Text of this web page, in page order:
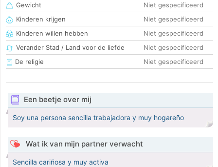
Gewicht
Niet gespecificeerd
Kinderen krijgen
Niet gespecificeerd
Kinderen willen hebben
Niet gespecificeerd
Verander Stad / Land voor de liefde
Niet gespecificeerd
De religie
Niet gespecificeerd
Een beetje over mij
Soy una persona sencilla trabajadora y muy hogareño
Wat ik van mijn partner verwacht
Sencilla cariñosa y muy activa